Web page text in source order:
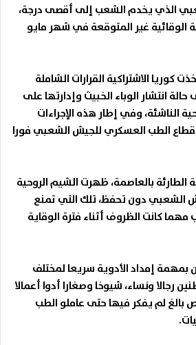
الذي يخدم الشعب إلى أقصى درجة،
الوقائية غير المتوقعة في شهر مايو
كوريا الاشتراكية القرارات الشاملة
انتشار الوباء الخبيث وإدارتها على
الناشئة، وفي إطار هذه الإجراءات
قطاع الطب العسكري للجيش الشعبي فورا
بالعاصمة، ظهرت الشيم الروحية
الشعبي دون تحفظ، تلك التي تمنع
كانت الظروف أثناء فترة الوقاية
بمهمة إمداد الأدوية سريعا لمختلف
رجالا ونساء، شيوخا وصغارا أدوا أعمالا
بالغ لم يفكر فيها حتى عاملو الطب